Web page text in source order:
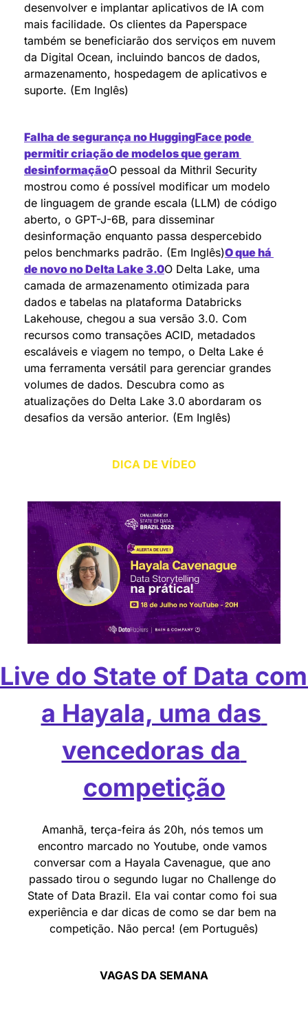
desenvolver e implantar aplicativos de IA com
mais facilidade. Os clientes da Paperspace
também se beneficiarão dos serviços em nuvem
da Digital Ocean, incluindo bancos de dados,
armazenamento, hospedagem de aplicativos e
suporte. (Em Inglês)
Falha de segurança no HuggingFace pode
permitir criação de modelos que geram
desinformaçãoO pessoal da Mithril Security
mostrou como é possível modificar um modelo
de linguagem de grande escala (LLM) de código
aberto, o GPT-J-6B, para disseminar
desinformação enquanto passa despercebido
pelos benchmarks padrão. (Em Inglês)O que há
de novo no Delta Lake 3.0O Delta Lake, uma
camada de armazenamento otimizada para
dados e tabelas na plataforma Databricks
Lakehouse, chegou a sua versão 3.0. Com
recursos como transações ACID, metadados
escaláveis e viagem no tempo, o Delta Lake é
uma ferramenta versátil para gerenciar grandes
volumes de dados. Descubra como as
atualizações do Delta Lake 3.0 abordaram os
desafios da versão anterior. (Em Inglês)
DICA DE VÍDEO
Live do State of Data com
a Hayala, uma das
vencedoras da
competição
Amanhã, terça-feira ás 20h, nós temos um
encontro marcado no Youtube, onde vamos
conversar com a Hayala Cavenague, que ano
passado tirou o segundo lugar no Challenge do
State of Data Brazil. Ela vai contar como foi sua
experiência e dar dicas de como se dar bem na
competição. Não perca! (em Português)
VAGAS DA SEMANA